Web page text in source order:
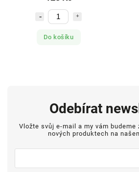
Do košíku
Odebírat
Vložte svůj e-mail a my vám
nových produktech na